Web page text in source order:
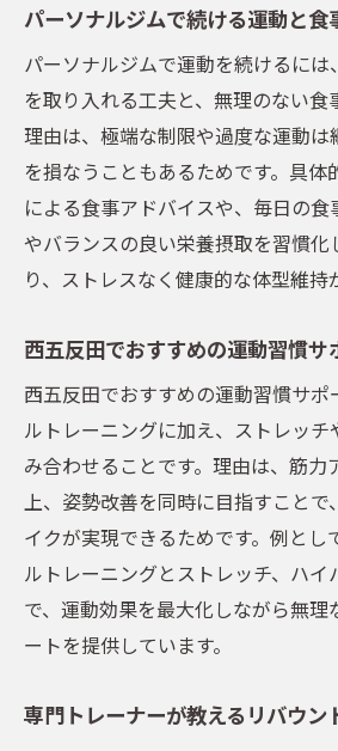
パーソナルジムで続ける運動と食
パーソナルジムで運動を続けるに
を取り入れる工夫と、無理のない食
理由は、極端な制限や過度な運動
を損なうこともあるためです。具体
による食事アドバイスや、毎日の
やバランスの良い栄養摂取を習慣化
り、ストレスなく健康的な体型維持
西五反田でおすすめの運動習慣サ
西五反田でおすすめの運動習慣サ
ルトレーニングに加え、ストレッ
み合わせることです。理由は、筋力
上、姿勢改善を同時に目指すことで
イクが実現できるためです。例とし
ルトレーニングとストレッチ、ハイ
で、運動効果を最大化しながら無理
ートを提供しています。
専門トレーナーが教えるリバウン